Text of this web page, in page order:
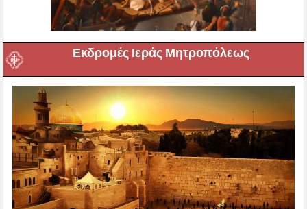
Εκδρομές Ιεράς Μητροπόλεως